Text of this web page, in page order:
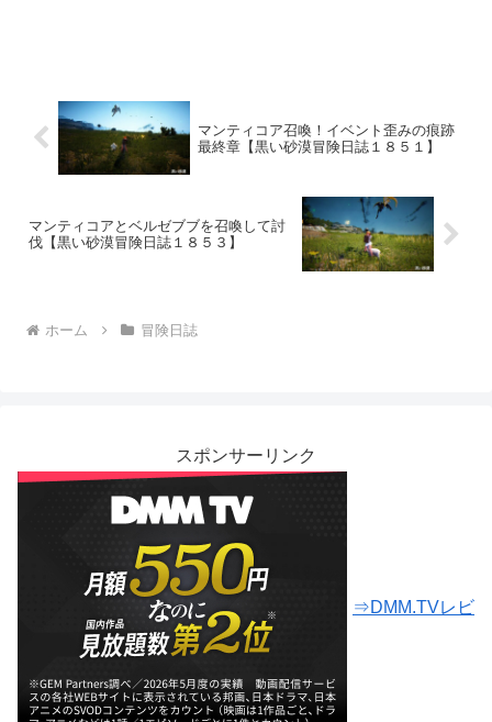
マンティコア召喚！イベント歪みの痕跡
最終章【黒い砂漠冒険日誌１８５１】
マンティコアとベルゼブブを召喚して討
伐【黒い砂漠冒険日誌１８５３】
ホーム 冒険日誌
スポンサーリンク
⇒DMM.TVレビ